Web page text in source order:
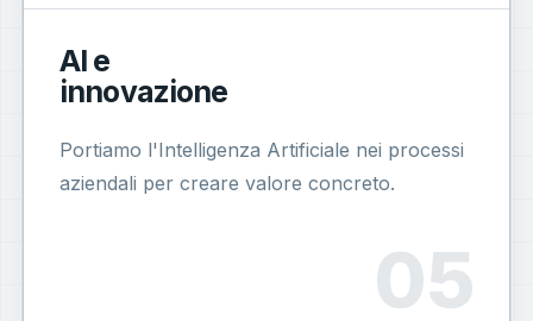
AI e
innovazione
Portiamo l'Intelligenza Artificiale nei processi
aziendali per creare valore concreto.